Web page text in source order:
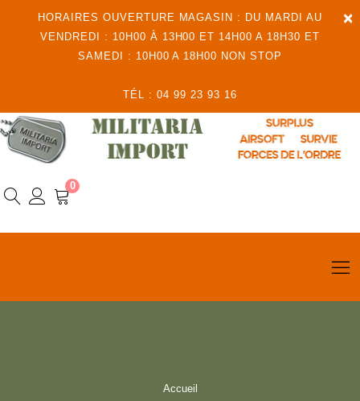
×
HORAIRES OUVERTURE MAGASIN : DU MARDI AU
VENDREDI : 10H00 À 13H00 ET 14H00 A 18H30 ET
SAMEDI : 10H00 A 18H00 NON STOP
TÉL : 04 99 23 93 16
0
Accueil